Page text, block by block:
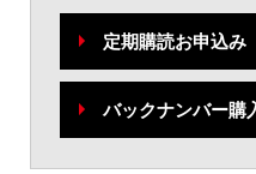
定期購読お申込み
バックナンバー購